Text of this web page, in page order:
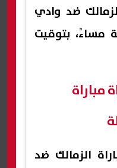
الزمالك ضد وادي
مساءً، بتوقيت
مباراة
الزمالك ضد